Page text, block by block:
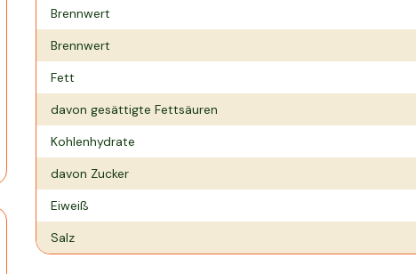
Nährwertangaben pro
Brennwert
Brennwert
Fett
davon gesättigte Fettsäuren
Kohlenhydrate
davon Zucker
Eiweiß
Salz